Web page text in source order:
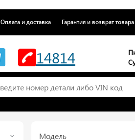
Оплата и доставка Гарантия и возврат товара
14814
Модель